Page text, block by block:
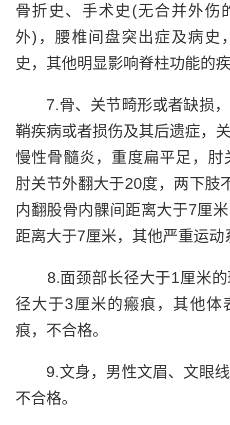
骨折史、手术史(无合并外伤
外)，腰椎间盘突出症及病史
史，其他明显影响脊柱功能的
7.骨、关节畸形或者缺损，
鞘疾病或者损伤及其后遗症，
慢性骨髓炎，重度扁平足，
肘关节外翻大于20度，两下肢
内翻股骨内髁间距离大于7厘
距离大于7厘米，其他严重运
8.面颈部长径大于1厘米的
径大于3厘米的瘢痕，其他体
痕，不合格。
9.文身，男性文眉、文眼线
不合格。